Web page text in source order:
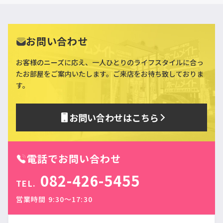
お問い合わせ
お客様のニーズに応え、一人ひとりのライフスタイルに合っ
たお部屋をご案内いたします。ご来店をお待ち致しておりま
す。
お問い合わせはこちら
電話でお問い合わせ
TEL. 082-426-5455
営業時間 9:30〜17:30